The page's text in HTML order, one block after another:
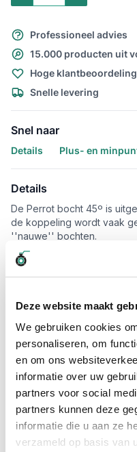
Deze website maakt
We gebruiken cookies
personaliseren, om
en om ons
informatie over uw
partners voor social
partners kunnen deze
informatie die u aan ze
verzameld op basis van
Professioneel advies
15.000 producten uit
Hoge
Snelle levering
Snel naar
Details Plus- en
Details
De Perrot bocht 45º is
de koppeling wordt vaak
''nauwe'' bochten.
De koppeling is
tot en met 159mm x 6".
verkoopmedewerkers.
Plus- en minpunten
45º bocht
Origineel Perrot
Meer informatie